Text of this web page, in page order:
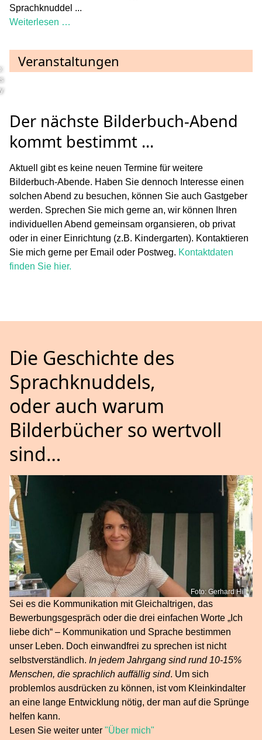
Sprachknuddel ...
Weiterlesen …
Veranstaltungen
Der nächste Bilderbuch-Abend
kommt bestimmt ...
Aktuell gibt es keine neuen Termine für weitere
Bilderbuch-Abende. Haben Sie dennoch Interesse einen
solchen Abend zu besuchen, können Sie auch Gastgeber
werden. Sprechen Sie mich gerne an, wir können Ihren
individuellen Abend gemeinsam organsieren, ob privat
oder in einer Einrichtung (z.B. Kindergarten). Kontaktieren
Sie mich gerne per Email oder Postweg. Kontaktdaten
finden Sie hier.
Die Geschichte des
Sprachknuddels,
oder auch warum
Bilderbücher so wertvoll
sind…
Foto: Gerhard Hill
Sei es die Kommunikation mit Gleichaltrigen, das
Bewerbungsgespräch oder die drei einfachen Worte „Ich
liebe dich“ – Kommunikation und Sprache bestimmen
unser Leben. Doch einwandfrei zu sprechen ist nicht
selbstverständlich. In jedem Jahrgang sind rund 10-15%
Menschen, die sprachlich auffällig sind. Um sich
problemlos ausdrücken zu können, ist vom Kleinkindalter
an eine lange Entwicklung nötig, der man auf die Sprünge
helfen kann.
Lesen Sie weiter unter "Über mich"